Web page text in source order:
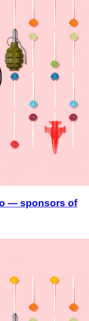
— sponsors of